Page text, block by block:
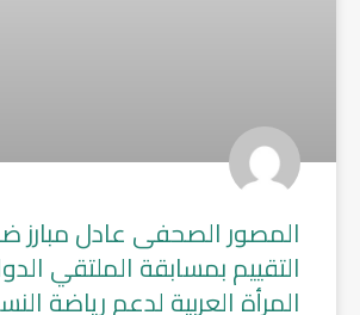
المصور الصحفى عادل مبارز
التقييم بمسابقة الملتقي
المرأة العربية لدعم رياضة